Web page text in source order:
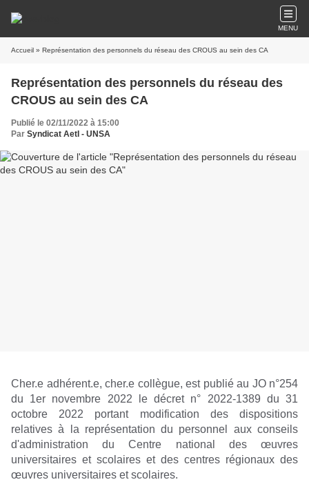
MENU
Accueil » Représentation des personnels du réseau des CROUS au sein des CA
Représentation des personnels du réseau des
CROUS au sein des CA
Publié le 02/11/2022 à 15:00
Par Syndicat AetI - UNSA
Cher.e adhérent.e, cher.e collègue, est publié au JO n°254
du 1er novembre 2022 le décret n° 2022-1389 du 31
octobre 2022 portant modification des dispositions
relatives à la représentation du personnel aux conseils
d'administration du Centre national des œuvres
universitaires et scolaires et des centres régionaux des
œuvres universitaires et scolaires.